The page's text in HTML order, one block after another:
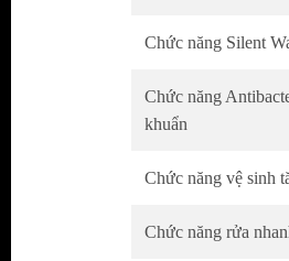
Chức năng Silent
Chức năng
khuẩn
Chức năng vệ sinh
Chức năng rửa